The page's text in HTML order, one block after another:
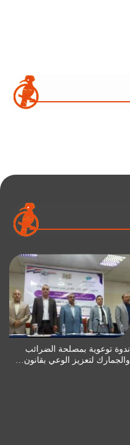
ندوة توعوية بمصلحة الضرائب
والجمارك لتعزيز الوعي بقانون…